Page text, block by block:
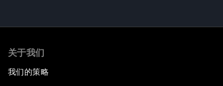
关于我们
我们的策略